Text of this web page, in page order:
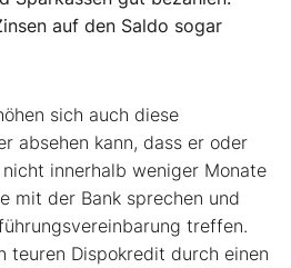
auf den Saldo sogar
sich auch diese
absehen kann, dass er oder
innerhalb weniger Monate
mit der Bank sprechen und
treffen.
teuren Dispokredit durch einen